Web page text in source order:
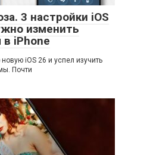
3 настройки iOS
изменить
iPhone
iOS 26 и успел изучить
Почти